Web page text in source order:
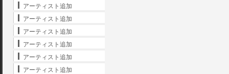
アーティスト追加
アーティスト追加
アーティスト追加
アーティスト追加
アーティスト追加
アーティスト追加